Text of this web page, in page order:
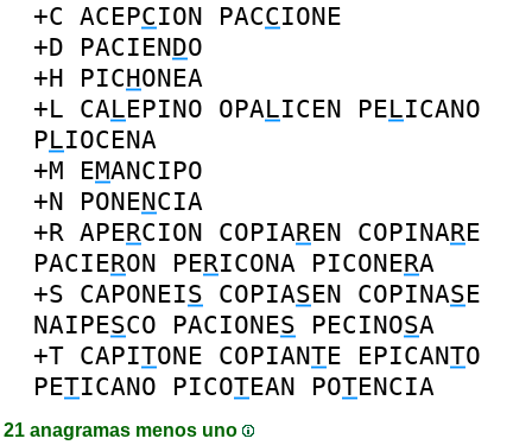
+C ACEPCION PACCIONE
+D PACIENDO
+H PICHONEA
+L CALEPINO OPALICEN PELICANO
PLIOCENA
+M EMANCIPO
+N PONENCIA
+R APERCION COPIAREN COPINARE
PACIERON PERICONA PICONERA
+S CAPONEIS COPIASEN COPINASE
NAIPESCO PACIONES PECINOSA
+T CAPITONE COPIANTE EPICANTO
PETICANO PICOTEAN POTENCIA
21 anagramas menos uno